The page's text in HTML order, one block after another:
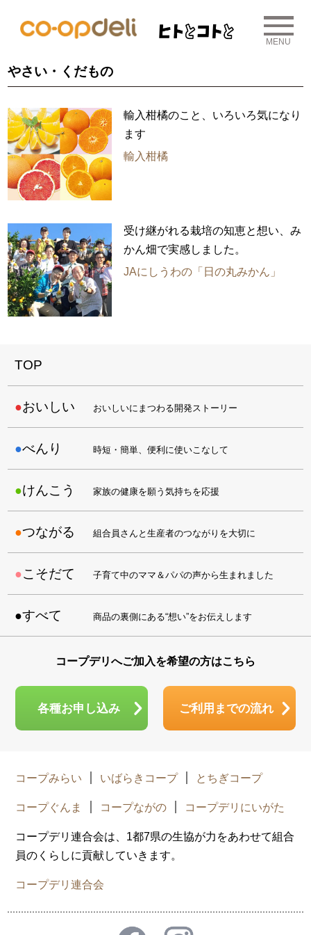
MENU
やさい・くだもの
輸入柑橘のこと、いろいろ気になり
ます
輸入柑橘
受け継がれる栽培の知恵と想い、み
かん畑で実感しました。
JAにしうわの「日の丸みかん」
TOP
おいしい おいしいにまつわる開発ストーリー
べんり 時短・簡単、便利に使いこなして
けんこう 家族の健康を願う気持ちを応援
つながる 組合員さんと生産者のつながりを大切に
こそだて 子育て中のママ＆パパの声から生まれました
すべて 商品の裏側にある“想い”をお伝えします
コープデリへご加入を希望の方はこちら
各種お申し込み ご利用までの流れ
コープみらい いばらきコープ とちぎコープ
コープぐんま コープながの コープデリにいがた
コープデリ連合会は、1都7県の生協が力をあわせて組合
員のくらしに貢献していきます。
コープデリ連合会